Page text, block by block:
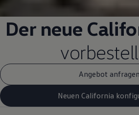
Der neue
Angebot anfragen
Neuen California